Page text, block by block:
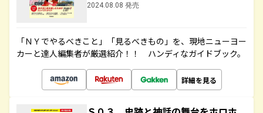
2024.08.08 発売
「ＮＹでやるべきこと」「見るべきもの」を、現地ニューヨー
カーと達人編集者が厳選紹介！！ ハンディなガイドブック。
詳細を見る